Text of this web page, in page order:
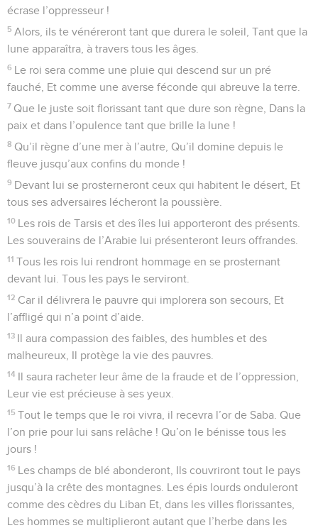
écrase l’oppresseur !
5 Alors, ils te vénéreront tant que durera le soleil, Tant que la
lune apparaîtra, à travers tous les âges.
6 Le roi sera comme une pluie qui descend sur un pré
fauché, Et comme une averse féconde qui abreuve la terre.
7 Que le juste soit florissant tant que dure son règne, Dans la
paix et dans l’opulence tant que brille la lune !
8 Qu’il règne d’une mer à l’autre, Qu’il domine depuis le
fleuve jusqu’aux confins du monde !
9 Devant lui se prosterneront ceux qui habitent le désert, Et
tous ses adversaires lécheront la poussière.
10 Les rois de Tarsis et des îles lui apporteront des présents.
Les souverains de l’Arabie lui présenteront leurs offrandes.
11 Tous les rois lui rendront hommage en se prosternant
devant lui. Tous les pays le serviront.
12 Car il délivrera le pauvre qui implorera son secours, Et
l’affligé qui n’a point d’aide.
13 Il aura compassion des faibles, des humbles et des
malheureux, Il protège la vie des pauvres.
14 Il saura racheter leur âme de la fraude et de l’oppression,
Leur vie est précieuse à ses yeux.
15 Tout le temps que le roi vivra, il recevra l’or de Saba. Que
l’on prie pour lui sans relâche ! Qu’on le bénisse tous les
jours !
16 Les champs de blé abonderont, Ils couvriront tout le pays
jusqu’à la crête des montagnes. Les épis lourds onduleront
comme des cèdres du Liban Et, dans les villes florissantes,
Les hommes se multiplieront autant que l’herbe dans les